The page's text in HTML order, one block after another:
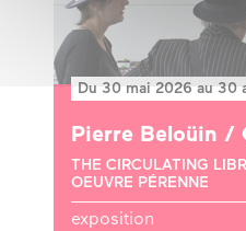
Du 30 mai 2026 au 30
Pierre Beloüin /
THE CIRCULATING
OEUVRE PÉRENNE
exposition